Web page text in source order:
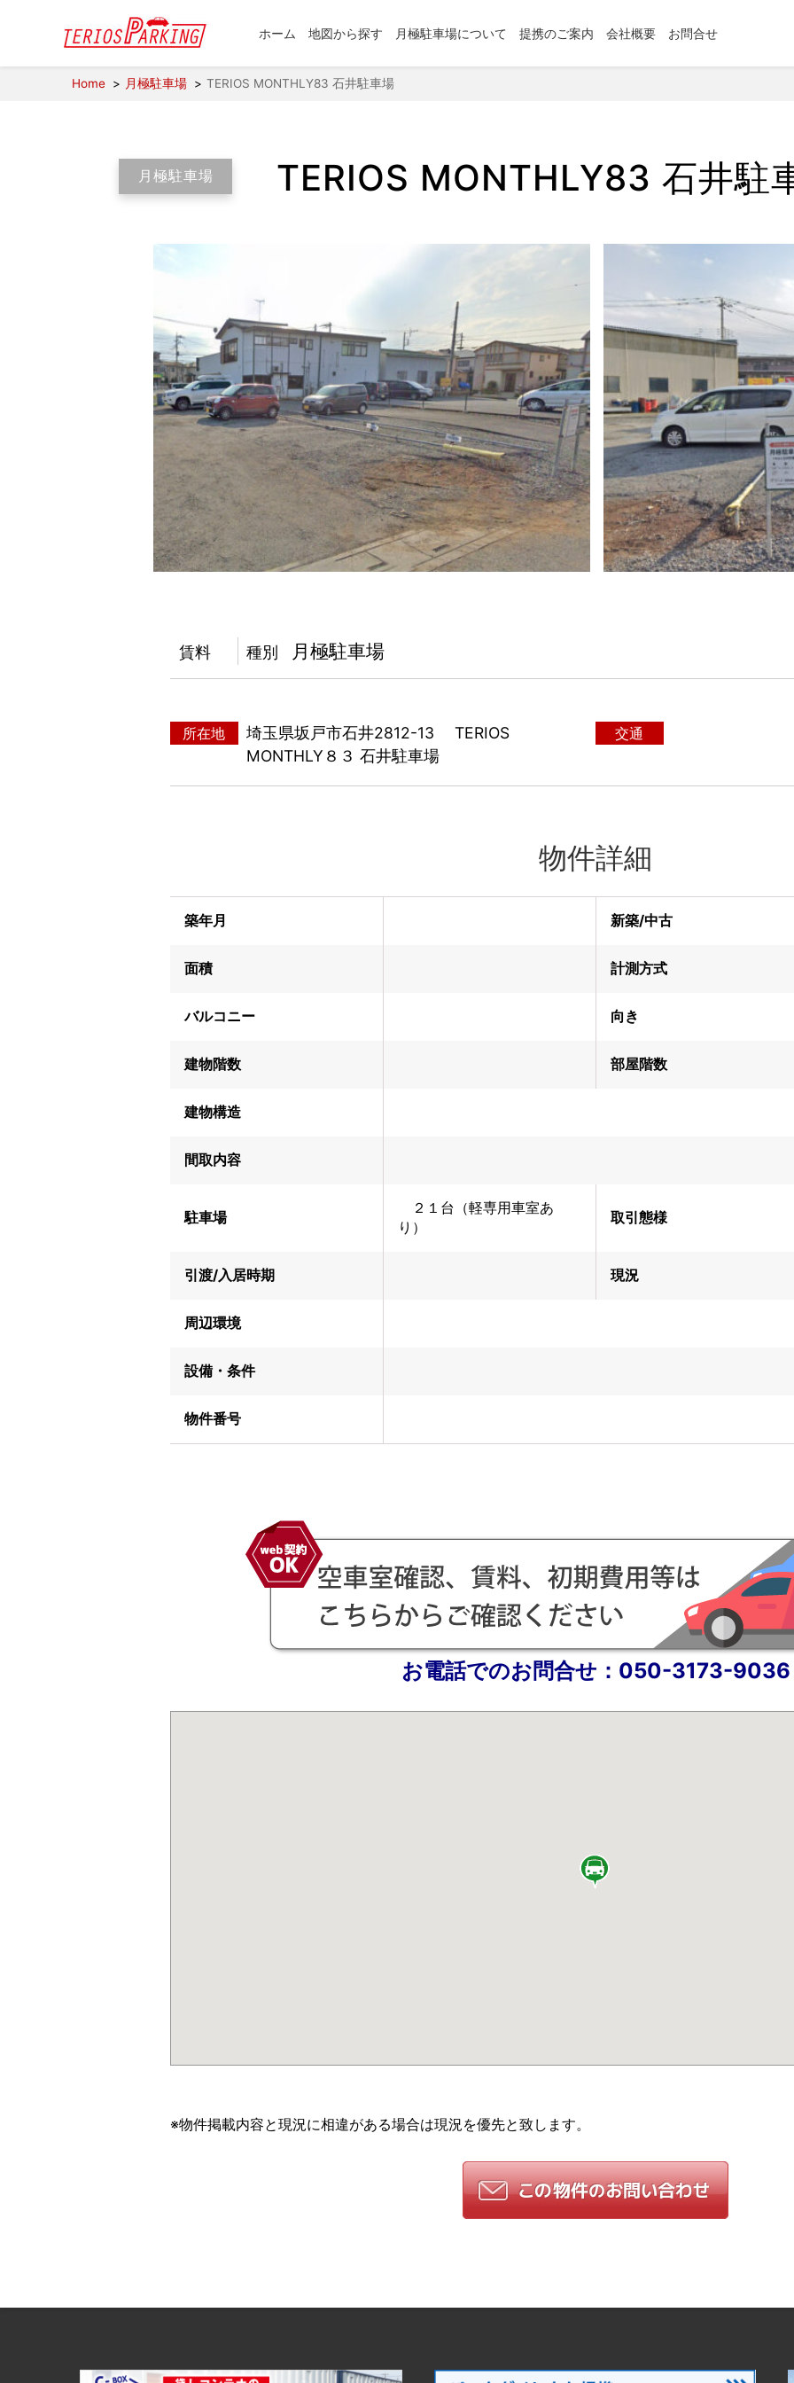
ホーム 地図から探す 月極駐車場について 提携のご案内 会社概要 お問合せ
Home 月極駐車場 TERIOS MONTHLY83 石井駐車場
月極駐車場 TERIOS MONTHLY83 石井駐
賃料 種別 月極駐車場
所在地
埼玉県坂戸市石井2812-13 TERIOS
MONTHLY８３ 石井駐車場
交通
物件詳細
築年月 新築/中古
面積 計測方式
バルコニー 向き
建物階数 部屋階数
建物構造
間取内容
駐車場
２１台（軽専用車室あ
り）
取引態様
引渡/入居時期 現況
周辺環境
設備・条件
物件番号
お電話でのお問合せ：050-3173-9036
※物件掲載内容と現況に相違がある場合は現況を優先と致します。